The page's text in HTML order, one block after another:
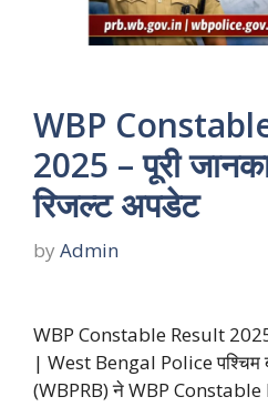
WBP
2025 – पूरी
रिजल्ट अपडेट
by Admin
WBP Constable Result
| West Bengal Police पश्चिम
(WBPRB) ने WBP